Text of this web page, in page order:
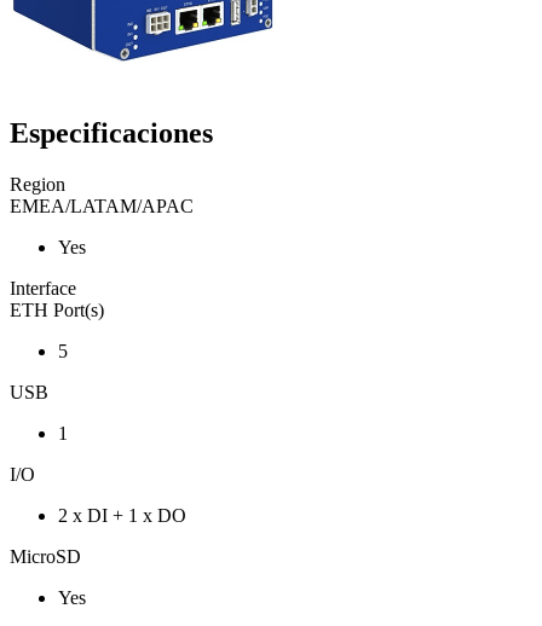
Especificaciones
Region
EMEA/LATAM/APAC
Yes
Interface
ETH Port(s)
5
USB
1
I/O
2 x DI + 1 x DO
MicroSD
Yes